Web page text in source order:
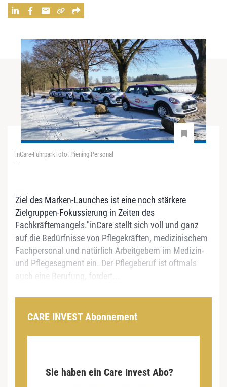
inCare-FuhrparkFoto: Piening Personal
-
Ziel des Marken-Launches ist eine noch stärkere
Zielgruppen-Fokussierung in Zeiten des
Fachkräftemangels."inCare stellt sich voll und ganz
auf die Bedürfnisse von Pflegekräften, medizinischem
Fachpersonal und natürlich Arbeitgebern im Medizin-
und Pflegesegment ein. Der Pflegeberuf ist oftmals
auch eine Berufung, fordert...
CARE INVEST Abonnement
Sie haben ein Care Invest Abo?